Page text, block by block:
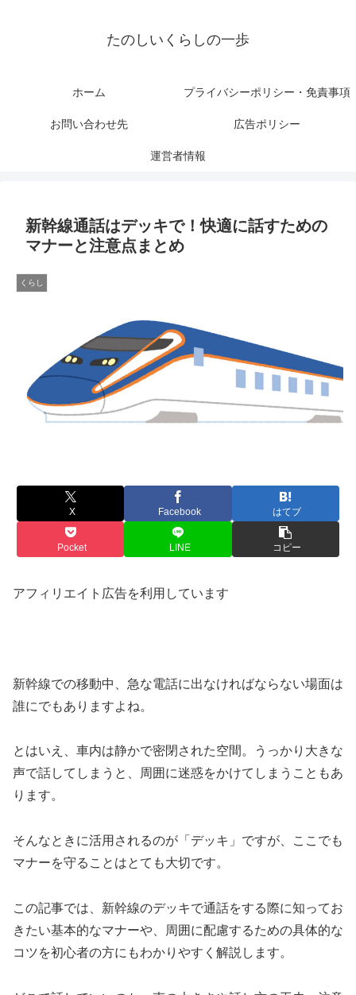
たのしいくらしの一歩
ホーム プライバシーポリシー・免責事項
お問い合わせ先 広告ポリシー
運営者情報
新幹線通話はデッキで！快適に話すための
マナーと注意点まとめ
くらし
X Facebook はてブ
Pocket LINE コピー
アフィリエイト広告を利用しています
新幹線での移動中、急な電話に出なければならない場面は
誰にでもありますよね。
とはいえ、車内は静かで密閉された空間。うっかり大きな
声で話してしまうと、周囲に迷惑をかけてしまうこともあ
ります。
そんなときに活用されるのが「デッキ」ですが、ここでも
マナーを守ることはとても大切です。
この記事では、新幹線のデッキで通話をする際に知ってお
きたい基本的なマナーや、周囲に配慮するための具体的な
コツを初心者の方にもわかりやすく解説します。